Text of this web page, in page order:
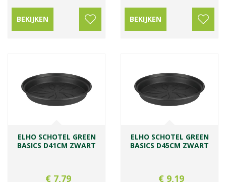
BEKIJKEN BEKIJKEN
ELHO SCHOTEL GREEN
BASICS D41CM ZWART
€ 7,79
ELHO SCHOTEL GREEN
BASICS D45CM ZWART
€ 9,19